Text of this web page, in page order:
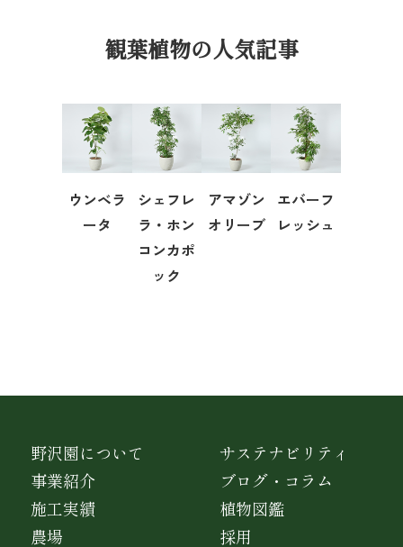
観葉植物の人気記事
ウンベラ
ータ
シェフレ
ラ・ホン
コンカポ
ック
アマゾン
オリーブ
エバーフ
レッシュ
野沢園について
事業紹介
施工実績
農場
サステナビリティ
ブログ・コラム
植物図鑑
採用